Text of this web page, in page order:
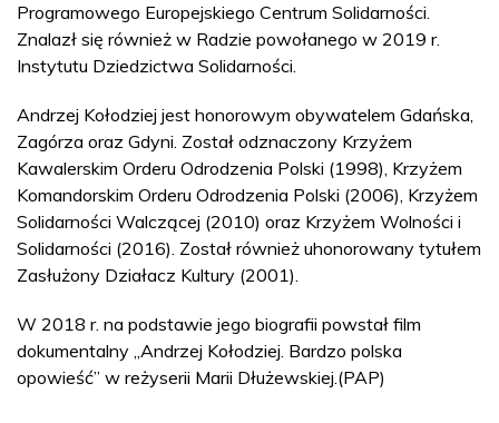
Programowego Europejskiego Centrum Solidarności.
Znalazł się również w Radzie powołanego w 2019 r.
Instytutu Dziedzictwa Solidarności.
Andrzej Kołodziej jest honorowym obywatelem Gdańska,
Zagórza oraz Gdyni. Został odznaczony Krzyżem
Kawalerskim Orderu Odrodzenia Polski (1998), Krzyżem
Komandorskim Orderu Odrodzenia Polski (2006), Krzyżem
Solidarności Walczącej (2010) oraz Krzyżem Wolności i
Solidarności (2016). Został również uhonorowany tytułem
Zasłużony Działacz Kultury (2001).
W 2018 r. na podstawie jego biografii powstał film
dokumentalny „Andrzej Kołodziej. Bardzo polska
opowieść” w reżyserii Marii Dłużewskiej.(PAP)